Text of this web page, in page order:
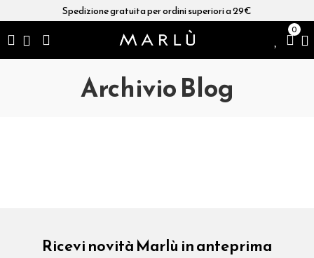
Spedizione gratuita per ordini superiori a 29€
0
Archivio Blog
Ricevi novità Marlù in anteprima